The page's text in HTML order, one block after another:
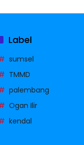
Label
sumsel
TMMD
palembang
Ogan Ilir
kendal